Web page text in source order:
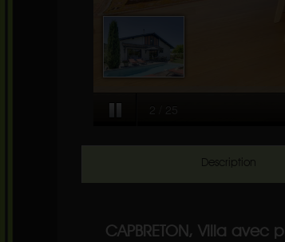
Description
CAPBRETON, Villa avec